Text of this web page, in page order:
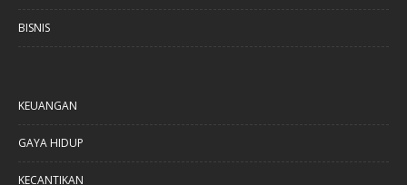
BISNIS
KEUANGAN
GAYA HIDUP
KECANTIKAN